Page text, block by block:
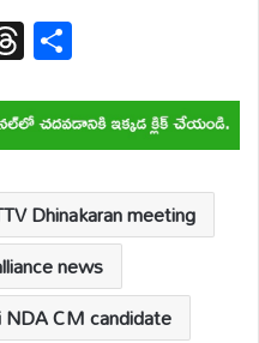
T
hr
e
a
d
s
ar
e
Dhinakaran meeting
news
NDA CM candidate